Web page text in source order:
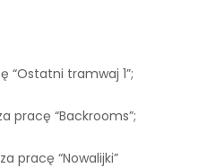
“Ostatni tramwaj 1”;
pracę “Backrooms”;
pracę “Nowalijki”